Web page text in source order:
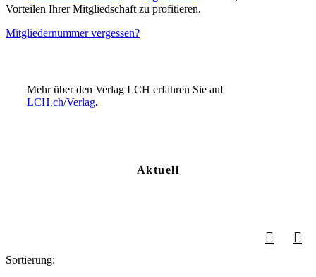
Vorteilen Ihrer Mitgliedschaft zu profitieren.
Mitgliedernummer vergessen?
Mehr über den Verlag LCH erfahren Sie auf
LCH.ch/Verlag.
Aktuell
Sortierung: